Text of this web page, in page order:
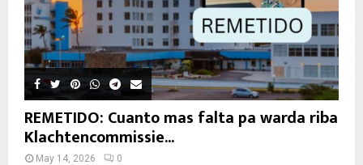
REMETIDO: Cuanto mas falta pa warda riba
Klachtencommissie...
May 14, 2026 0